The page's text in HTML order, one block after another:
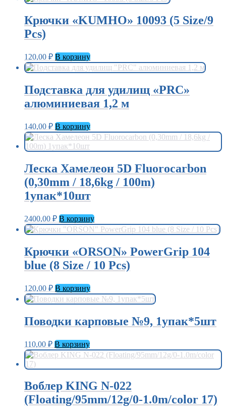
Крючки «KUMHO» 10093 (5 Size/9
Pcs)
120,00 ₽ В корзину
Подставка для удилищ «PRC»
алюминиевая 1,2 м
140,00 ₽ В корзину
Леска Хамелеон 5D Fluorocarbon
(0,30mm / 18,6kg / 100m)
1упак*10шт
2400,00 ₽ В корзину
Крючки «ORSON» PowerGrip 104
blue (8 Size / 10 Pcs)
120,00 ₽ В корзину
Поводки карповые №9, 1упак*5шт
110,00 ₽ В корзину
Воблер KING N-022
(Floating/95mm/12g/0-1.0m/color 17)